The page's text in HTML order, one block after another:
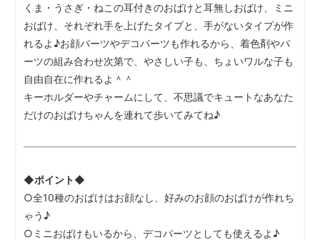
くま・うさぎ・ねこの耳付きのおばけと耳無しおばけ、ミニ
おばけ、それぞれ手を上げたタイプと、手がないタイプが作
れるよ♪お顔パーツやデコパーツも作れるから、着色剤やパ
ーツの組み合わせ次第で、やさしい子も、ちょいワルな子も
自由自在に作れるよ＾＾
キーホルダーやチャームにして、不思議でキュートなあなた
だけのおばけちゃんを連れて歩いてみてね♪
◆ポイント◆
○全10種のおばけはお顔なし、好みのお顔のおばけが作れち
ゃう♪
○ミニおばけもいるから、デコパーツとしても使えるよ♪